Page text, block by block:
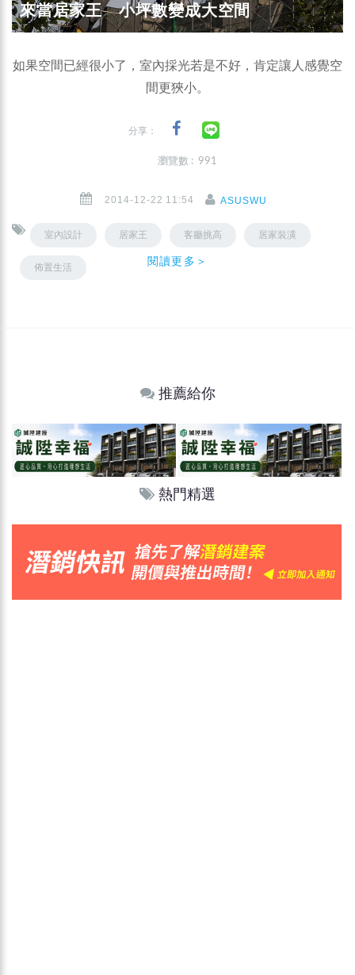
來當居家王 小坪數變成大空間
如果空間已經很小了，室內採光若是不好，肯定讓人感覺空
間更狹小。
分享：
瀏覽數 : 991
2014-12-22 11:54 ASUSWU
室內設計 居家王 客廳挑高 居家裝潢
佈置生活 閱讀更多＞
推薦給你
熱門精選